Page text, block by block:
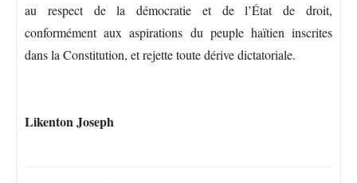
au respect de la démocratie et de l’État de droit,
conformément aux aspirations du peuple haïtien inscrites
dans la Constitution, et rejette toute dérive dictatoriale.
Likenton Joseph